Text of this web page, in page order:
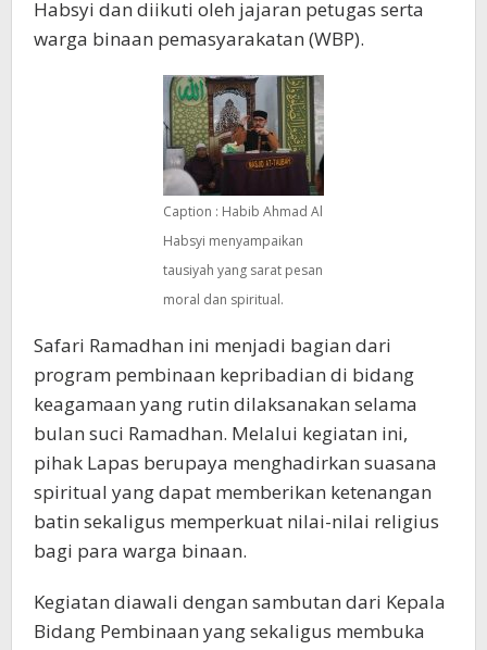
Habsyi dan diikuti oleh jajaran petugas serta
warga binaan pemasyarakatan (WBP).
Caption : Habib Ahmad Al
Habsyi menyampaikan
tausiyah yang sarat pesan
moral dan spiritual.
Safari Ramadhan ini menjadi bagian dari
program pembinaan kepribadian di bidang
keagamaan yang rutin dilaksanakan selama
bulan suci Ramadhan. Melalui kegiatan ini,
pihak Lapas berupaya menghadirkan suasana
spiritual yang dapat memberikan ketenangan
batin sekaligus memperkuat nilai-nilai religius
bagi para warga binaan.
Kegiatan diawali dengan sambutan dari Kepala
Bidang Pembinaan yang sekaligus membuka